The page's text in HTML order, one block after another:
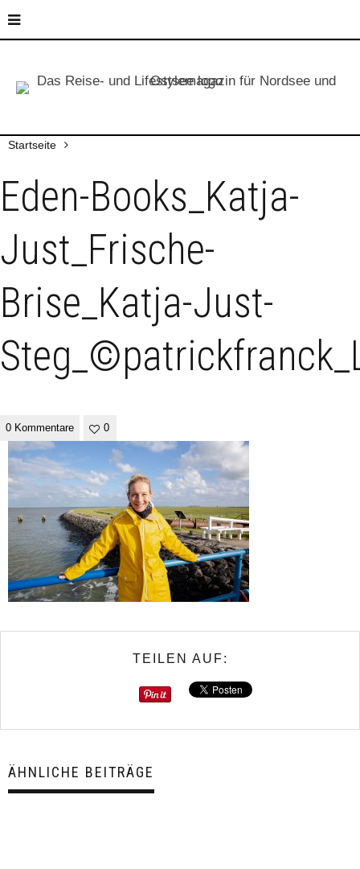
Startseite
Eden-Books_Katja-
Just_Frische-
Brise_Katja-Just-
0 Kommentare 0
TEILEN AUF:
ÄHNLICHE BEITRÄGE